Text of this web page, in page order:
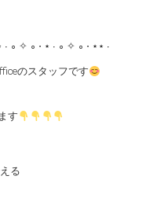
∘ ✧ ∘ ⋅ ⋆ ∙ ∘ ✧ ∘ ⋅ ⋆⋆ ∙
のスタッフです
す
る